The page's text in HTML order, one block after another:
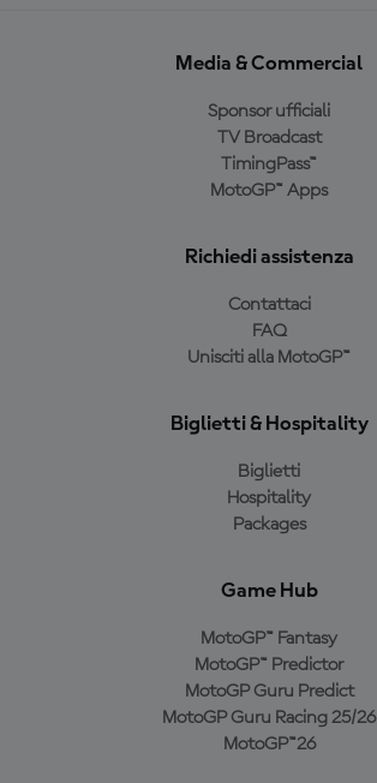
Media & Commercial
Sponsor ufficiali
TV Broadcast
TimingPass™
MotoGP™ Apps
Richiedi assistenza
Contattaci
FAQ
Unisciti alla MotoGP™
Biglietti & Hospitality
Biglietti
Hospitality
Packages
Game Hub
MotoGP™ Fantasy
MotoGP™ Predictor
MotoGP Guru Predict
MotoGP Guru Racing 25/26
MotoGP™26